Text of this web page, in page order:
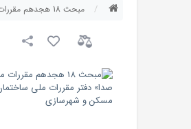
مبحث 18 هجدهم مقررات ملی ساختمان «عایق بندی و تنظیم صدا» دفتر مقررات ملی ساختمان انتشارات مرکز تحقیقات راه، مسکن و شهرسازی